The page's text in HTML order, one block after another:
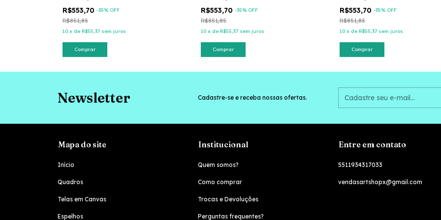
R$553,70 -35% OFF
R$851,85
10 x de R$55,37 sem juros
Comprar
R$553,70-35% OFF
R$851,85
10 x deR$55,37 sem juros
Comprar
R$553,70 -35% OFF
R$851,85
10 x de R$55,37 sem juros
Comprar
Newsletter Cadastre-se e receba nossas ofertas.
Mapa do site
Início
Quadros
Telas em Canvas
Espelhos
Institucional
Quem somos?
Como comprar
Trocas e Devoluções
Perguntas frequentes?
Entre em contato
5511934317033
vendasartshopx@gmail.com